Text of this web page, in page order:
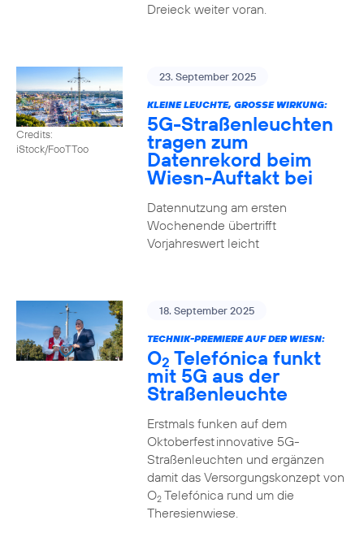
Dreieck weiter voran.
Credits:
iStock/FooTToo
23. September 2025
KLEINE LEUCHTE, GROSSE WIRKUNG:
5G-Straßenleuchten
tragen zum
Datenrekord beim
Wiesn-Auftakt bei
Datennutzung am ersten
Wochenende übertrifft
Vorjahreswert leicht
18. September 2025
TECHNIK-PREMIERE AUF DER WIESN:
O2 Telefónica funkt
mit 5G aus der
Straßenleuchte
Erstmals funken auf dem
Oktoberfest innovative 5G-
Straßenleuchten und ergänzen
damit das Versorgungskonzept von
O2Telefónica rund um die
Theresienwiese.